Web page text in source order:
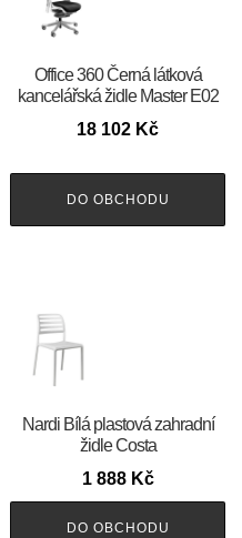
Office 360 Černá látková
kancelářská židle Master E02
18 102 Kč
DO OBCHODU
Nardi Bílá plastová zahradní
židle Costa
1 888 Kč
DO OBCHODU